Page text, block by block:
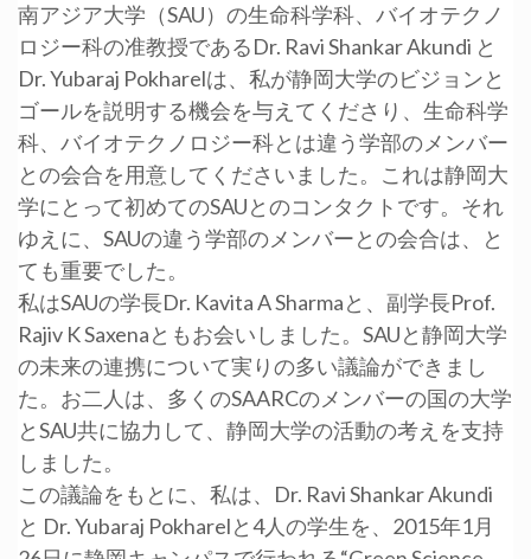
南アジア大学（SAU）の生命科学科、バイオテクノ
ロジー科の准教授であるDr. Ravi Shankar Akundi と
Dr. Yubaraj Pokharelは、私が静岡大学のビジョンと
ゴールを説明する機会を与えてくださり、生命科学
科、バイオテクノロジー科とは違う学部のメンバー
との会合を用意してくださいました。これは静岡大
学にとって初めてのSAUとのコンタクトです。それ
ゆえに、SAUの違う学部のメンバーとの会合は、と
ても重要でした。
私はSAUの学長Dr. Kavita A Sharmaと、副学長Prof.
Rajiv K Saxenaともお会いしました。SAUと静岡大学
の未来の連携について実りの多い議論ができまし
た。お二人は、多くのSAARCのメンバーの国の大学
とSAU共に協力して、静岡大学の活動の考えを支持
しました。
この議論をもとに、私は、Dr. Ravi Shankar Akundi
と Dr. Yubaraj Pokharelと4人の学生を、2015年1月